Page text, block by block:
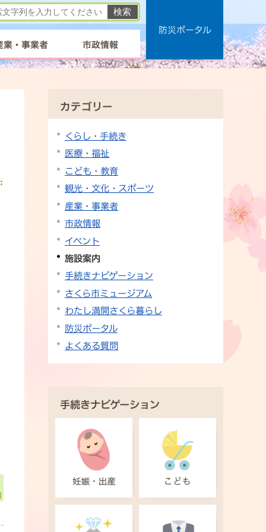
業・事業者 市政情報
防災ポータル
カテゴリー
くらし・手続き
医療・福祉
こども・教育
観光・文化・スポーツ
産業・事業者
市政情報
イベント
施設案内
手続きナビゲーション
さくら市ミュージアム
わたし満開さくら暮らし
防災ポータル
よくある質問
手続きナビゲーション